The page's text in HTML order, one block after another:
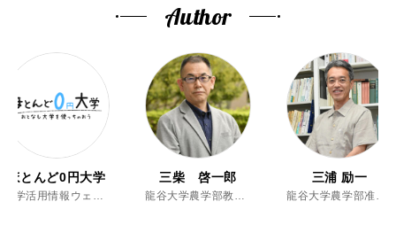
Author
ほとんど0円大学
大学活用情報ウェブマガジン
三柴 啓一郎
龍谷大学農学部教授、博士（農学）
三浦 励一
龍谷大学農学部准教授、博士（農学）